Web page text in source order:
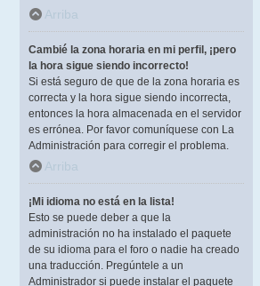
Arriba
Cambié la zona horaria en mi perfil, ¡pero
la hora sigue siendo incorrecto!
Si está seguro de que de la zona horaria es
correcta y la hora sigue siendo incorrecta,
entonces la hora almacenada en el servidor
es errónea. Por favor comuníquese con La
Administración para corregir el problema.
Arriba
¡Mi idioma no está en la lista!
Esto se puede deber a que la
administración no ha instalado el paquete
de su idioma para el foro o nadie ha creado
una traducción. Pregúntele a un
Administrador si puede instalar el paquete